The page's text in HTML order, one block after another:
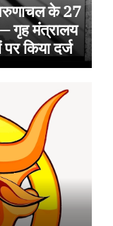
के 27
गृह मंत्रालय
किया दर्ज